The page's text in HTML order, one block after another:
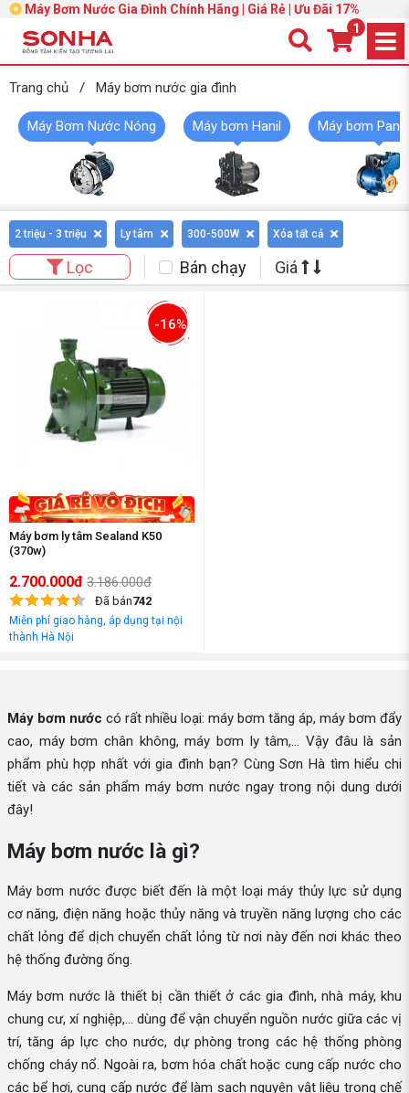
Máy Bơm Nước Gia Đình Chính Hãng | Giá Rẻ | Ưu Đãi 17%
1
Trang chủ / Máy bơm nước gia đình
Máy Bơm Nước Nóng Máy bơm Hanil Máy bơm
2 triệu - 3 triệu Ly tâm 300-500W Xóa tất cả
Lọc Bán chạy Giá
-16%
Máy bơm ly tâm Sealand K50
(370w)
2.700.000đ 3.186.000đ
Đã bán742
Miễn phí giao hàng, áp dụng tại nội
thành Hà Nội
Máy bơm nước có rất nhiều loại: máy bơm tăng áp, máy bơm đẩy
cao, máy bơm chân không, máy bơm ly tâm,... Vậy đâu là sản
phẩm phù hợp nhất với gia đình bạn? Cùng Sơn Hà tìm hiểu chi
tiết và các sản phẩm máy bơm nước ngay trong nội dung dưới
đây!
Máy bơm nước là gì?
Máy bơm nước được biết đến là một loại máy thủy lực sử dụng
cơ năng, điện năng hoặc thủy năng và truyền năng lượng cho các
chất lỏng để dịch chuyển chất lỏng từ nơi này đến nơi khác theo
hệ thống đường ống.
Máy bơm nước là thiết bị cần thiết ở các gia đình, nhà máy, khu
chung cư, xí nghiệp,... dùng để vận chuyển nguồn nước giữa các vị
trí, tăng áp lực cho nước, dự phòng trong các hệ thống phòng
chống cháy nổ. Ngoài ra, bơm hóa chất hoặc cung cấp nước cho
các bể hơi, cung cấp nước để làm sạch nguyên vật liệu trong chế